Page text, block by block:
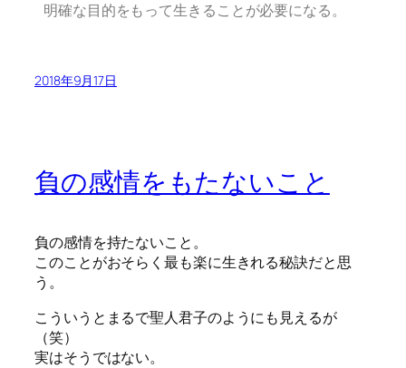
明確な目的をもって生きることが必要になる。
2018年9月17日
負の感情をもたないこと
負の感情を持たないこと。
このことがおそらく最も楽に生きれる秘訣だと思
う。
こういうとまるで聖人君子のようにも見えるが
（笑）
実はそうではない。